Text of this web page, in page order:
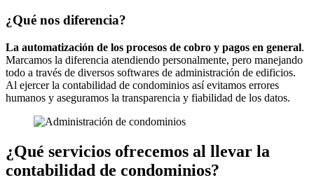
¿Qué nos diferencia?
La automatización de los procesos de cobro y pagos en general.
Marcamos la diferencia atendiendo personalmente, pero manejando
todo a través de diversos softwares de administración de edificios.
Al ejercer la contabilidad de condominios así evitamos errores
humanos y aseguramos la transparencia y fiabilidad de los datos.
¿Qué servicios ofrecemos al llevar la
contabilidad de condominios?